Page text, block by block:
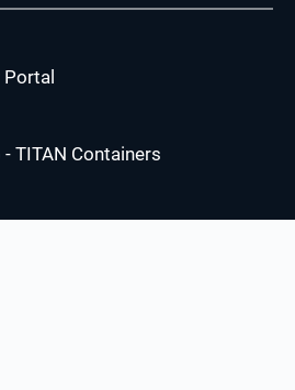
Portal
TITAN Containers